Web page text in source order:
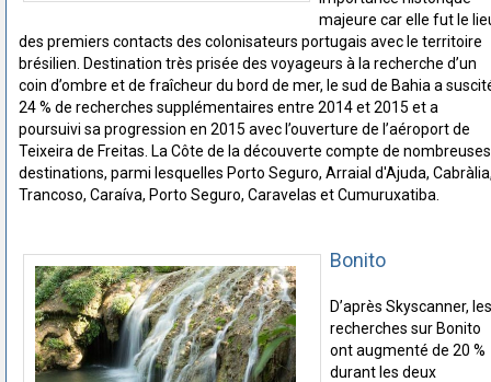
majeure car elle fut le
des premiers contacts des colonisateurs portugais avec le territoire
brésilien. Destination très prisée des voyageurs à la recherche d’un
coin d’ombre et de fraîcheur du bord de mer, le sud de Bahia a
24 % de recherches supplémentaires entre 2014 et 2015 et a
poursuivi sa progression en 2015 avec l’ouverture de l’aéroport de
Teixeira de Freitas. La Côte de la découverte compte de nombreuses
destinations, parmi lesquelles Porto Seguro, Arraial d'Ajuda,
Trancoso, Caraíva, Porto Seguro, Caravelas et Cumuruxatiba.
Bonito
D’après Skyscanner, les
recherches sur Bonito
ont augmenté de 20 %
durant les deux